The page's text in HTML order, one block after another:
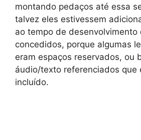
montando pedaços até essa
talvez eles estivessem
ao tempo de desenvolvimento
concedidos, porque algumas
eram espaços reservados, ou
áudio/texto referenciados que
incluído.